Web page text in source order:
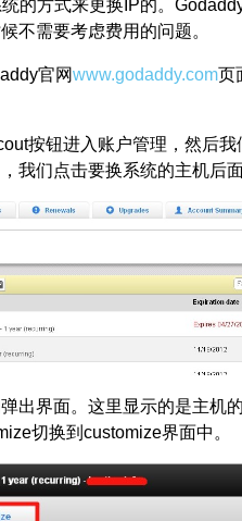
的方式来更换IP的。
不需要考虑费用的问题。
官网www.godaddy.com页
按钮进入账户管理，然后
我们点击要换系统的主机后
出界面。这里显示的是主机
切换到customize界面中。